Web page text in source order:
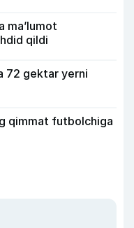
ma’lumot
qildi
72 gektar yerni
qimmat futbolchiga